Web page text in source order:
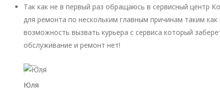
Так как не в первый раз обращаюсь в сервисный центр
для ремонта по нескольким главным причинам таким
возможность вызвать курьера с сервиса который
обслуживание и ремонт нет!
Юля